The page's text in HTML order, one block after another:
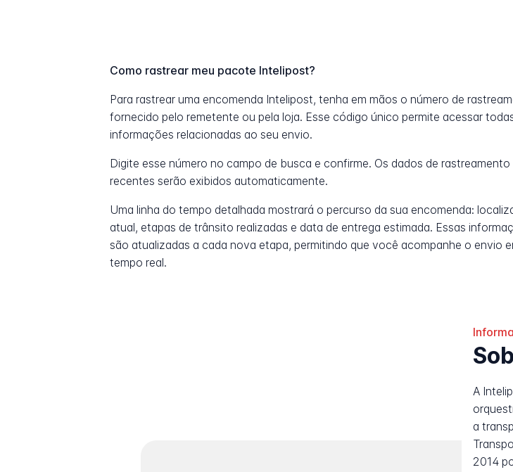
Como rastrear meu pacote Intelipost?
Para rastrear uma encomenda Intelipost, tenha em mãos o número de
fornecido pelo remetente ou pela loja. Esse código único permite acessar
informações relacionadas ao seu envio.
Digite esse número no campo de busca e confirme. Os dados de rastreamento
recentes serão exibidos automaticamente.
Uma linha do tempo detalhada mostrará o percurso da sua encomenda:
atual, etapas de trânsito realizadas e data de entrega estimada. Essas
são atualizadas a cada nova etapa, permitindo que você acompanhe o envio
tempo real.
A
a
2014